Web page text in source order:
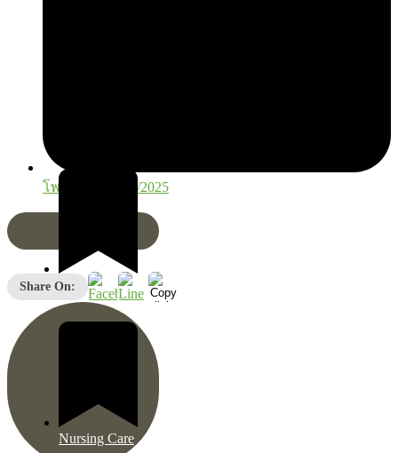
โพสต์เมื่อ 29/12/2025
Nursing Care
Share On:
Nursing Care